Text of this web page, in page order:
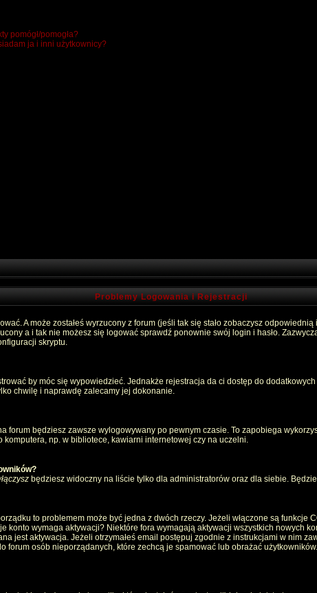
pomógł/pomogła?
ja i inni użytkownicy?
Problemy Logowania i Rejestracji
A może zostałeś wyrzucony z forum (jeśli tak się stało zobaczysz
a i tak nie możesz się logować sprawdź ponownie swój login i hasło.
skryptu.
by móc się wypowiedzieć. Jednakże rejestracja da ci dostęp do
chwilę i naprawdę zalecamy jej dokonanie.
forum będziesz zawsze wylogowywany po pewnym czasie. To zapobiega
np. w bibliotece, kawiarni internetowej czy na uczelni.
będziesz widoczny na liście tylko dla administratorów oraz dla siebie.
to problemem może być jedna z dwóch rzeczy. Jeżeli włączone są funkcje
konto wymaga aktywacji? Niektóre fora wymagają aktywacji wszystkich nowych
jest aktywacja. Jeżeli otrzymałeś email postępuj zgodnie z instrukcjami w nim
osób nieporządanych, które zechcą je spamować lub obrażać